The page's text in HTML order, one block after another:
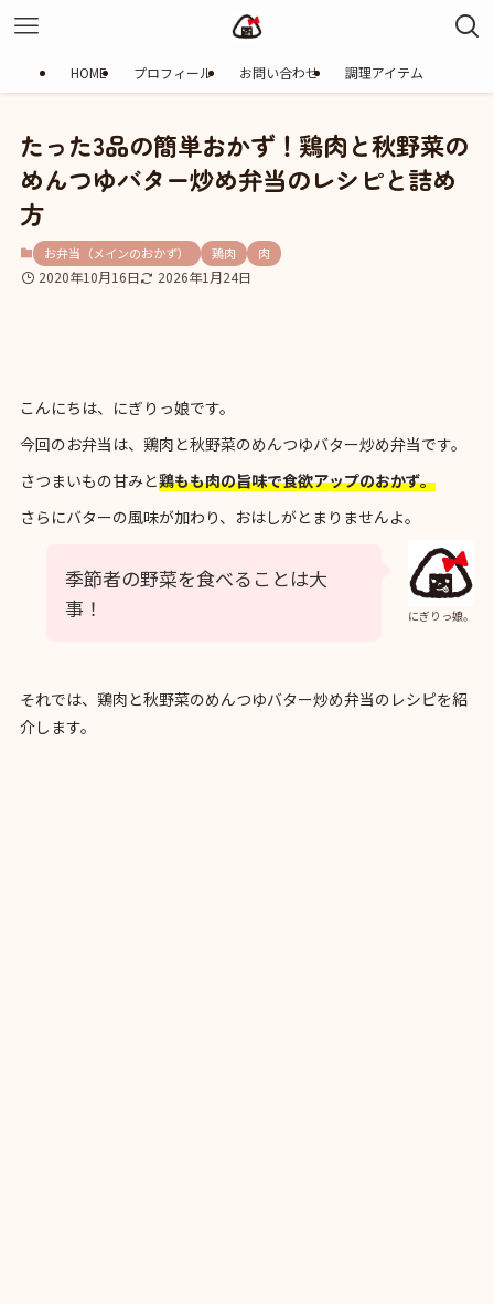
HOME プロフィール お問い合わせ 調理アイテム
たった3品の簡単おかず！鶏肉と秋野菜の
めんつゆバター炒め弁当のレシピと詰め
方
お弁当（メインのおかず） 鶏肉 肉
2020年10月16日 2026年1月24日
こんにちは、にぎりっ娘です。
今回のお弁当は、鶏肉と秋野菜のめんつゆバター炒め弁当です。
さつまいもの甘みと鶏もも肉の旨味で食欲アップのおかず。
さらにバターの風味が加わり、おはしがとまりませんよ。
にぎりっ娘。
季節者の野菜を食べることは大
事！
それでは、鶏肉と秋野菜のめんつゆバター炒め弁当のレシピを紹
介します。